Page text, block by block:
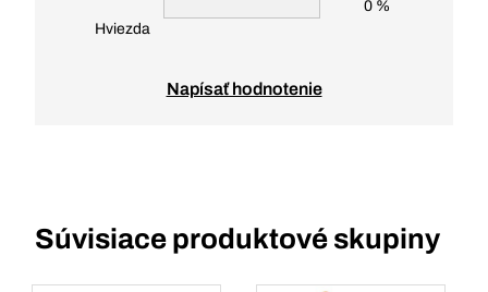
Hviezda
0 %
Napísať hodnotenie
Súvisiace produktové skupiny